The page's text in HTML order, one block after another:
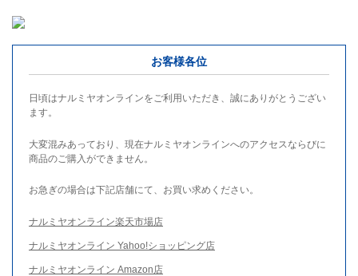
お客様各位
日頃はナルミヤオンラインをご利用いただき、誠にありがとうござい
ます。
大変混みあっており、現在ナルミヤオンラインへのアクセスならびに
商品のご購入ができません。
お急ぎの場合は下記店舗にて、お買い求めください。
ナルミヤオンライン楽天市場店
ナルミヤオンライン Yahoo!ショッピング店
ナルミヤオンライン Amazon店